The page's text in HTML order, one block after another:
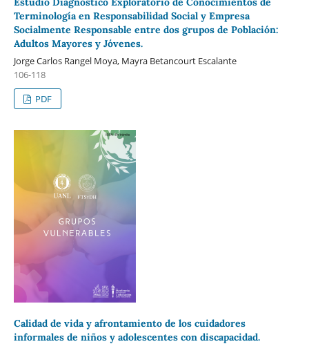
Terminología en Responsabilidad Social y Empresa
Socialmente Responsable entre dos grupos de Población:
Adultos Mayores y Jóvenes.
Jorge Carlos Rangel Moya, Mayra Betancourt Escalante
106-118
PDF
Calidad de vida y afrontamiento de los cuidadores
informales de niños y adolescentes con discapacidad.